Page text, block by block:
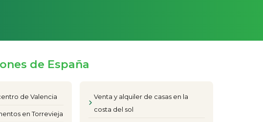
de España
de Valencia
en Torrevieja
Venta y alquiler de casas en la
costa del sol